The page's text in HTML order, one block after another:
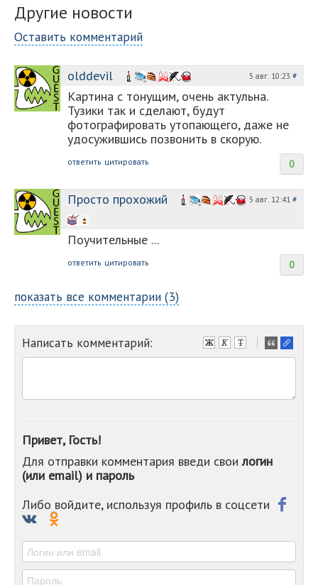
Другие новости
Оставить комментарий
olddevil 5 авг. 10:23 #
Картина с тонущим, очень актульна.
Тузики так и сделают, будут
фотографировать утопающего, даже не
удосужившись позвонить в скорую.
0
ответить цитировать
Просто прохожий 5 авг. 12:41 #
Поучительные ...
0
ответить цитировать
показать все комментарии (3)
Написать комментарий:
-
-
-
-
-
Привет, Гость!
Для отправки комментария введи своилогин
(или email) и пароль
Либо войдите, используя профиль в соцсети